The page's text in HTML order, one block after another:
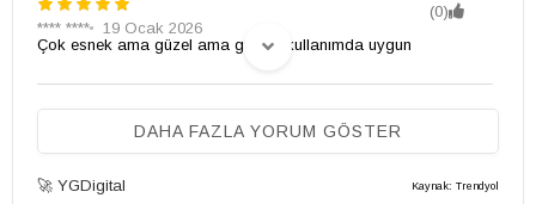
(0)
**** ****
19 Ocak 2026
Çok esnek ama güzel ama günlük kullanımda uygun
08 Ocak 2026
kolları biraz dar gibi ama kumaş muhteşem, 165 boy 65 kilo
DAHA FAZLA YORUM GÖSTER
🚀 YGDigital Kaynak: Trendyol